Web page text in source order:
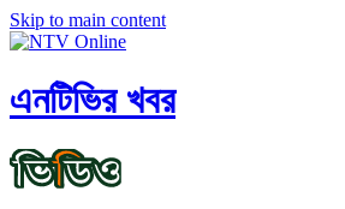
Skip to main content
এনটিভির খবর